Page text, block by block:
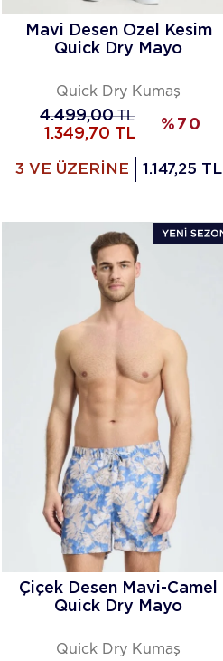
Mavi Desen Özel Kesim
Quick Dry Mayo
Quick Dry Kumaş
4.499,00TL
1.349,70 TL
% 70
3 VE ÜZERİNE 1.147,25 TL
Çiçek Desen Mavi-Camel
Quick Dry Mayo
Quick Dry Kumaş